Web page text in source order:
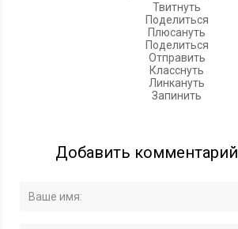
Твитнуть
Поделиться
Плюсануть
Поделиться
Отправить
Класснуть
Линкануть
Запинить
Добавить комментарий